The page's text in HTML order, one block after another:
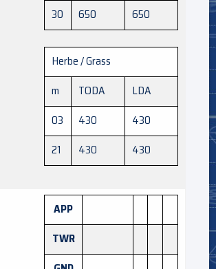
30
650 650
Herbe / Grass
m
TODA
LDA
03
430
430
21
430 430
APP
TWR